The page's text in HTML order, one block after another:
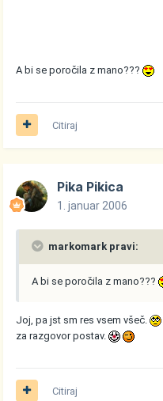
A bi se poročila z mano???
Citiraj
Pika Pikica
1. januar 2006
markomark pravi:
A bi se poročila z mano???
Joj, pa jst sm res vsem všeč.
za razgovor postav.
Citiraj